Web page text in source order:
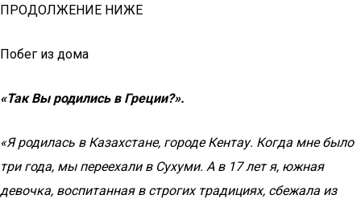
ПРОДОЛЖЕНИЕ НИЖЕ
Побег из дома
«Так Вы родились в Греции?».
«Я родилась в Казахстане, городе Кентау. Когда мне было
три года, мы переехали в Сухуми. А в 17 лет я, южная
девочка, воспитанная в строгих традициях, сбежала из